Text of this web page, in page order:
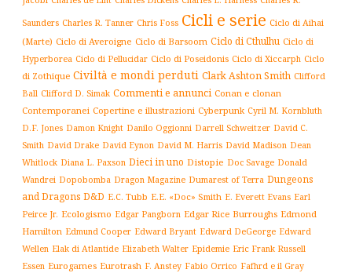
Saunders Charles R. Tanner Chris Foss Cicli e serie Ciclo di Aihai
(Marte) Ciclo di Averoigne Ciclo di Barsoom Ciclo di Cthulhu Ciclo di
Hyperborea Ciclo di Pellucidar Ciclo di Poseidonis Ciclo di Xiccarph Ciclo
di Zothique Civiltà e mondi perduti Clark Ashton Smith Clifford
Ball Clifford D. Simak Commenti e annunci Conan e clonan
Contemporanei Copertine e illustrazioni Cyberpunk Cyril M. Kornbluth
D.F. Jones Damon Knight Danilo Oggionni Darrell Schweitzer David C.
Smith David Drake David Eynon David M. Harris David Madison Dean
Whitlock Diana L. Paxson Dieci in uno Distopie Doc Savage Donald
Wandrei Dopobomba Dragon Magazine Dumarest of Terra Dungeons
and Dragons D&D E.C. Tubb E.E. «Doc» Smith E. Everett Evans Earl
Peirce Jr. Ecologismo Edgar Pangborn Edgar Rice Burroughs Edmond
Hamilton Edmund Cooper Edward Bryant Edward DeGeorge Edward
Wellen Elak di Atlantide Elizabeth Walter Epidemie Eric Frank Russell
Essen Eurogames Eurotrash F. Anstey Fabio Orrico Fafhrd e il Gray